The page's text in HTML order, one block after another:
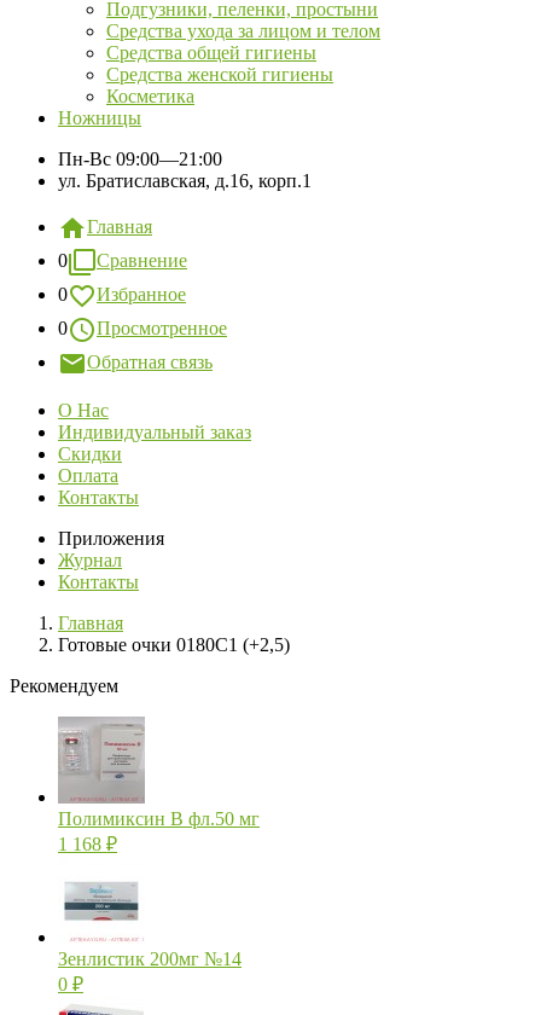
Подгузники, пеленки, простыни
Средства ухода за лицом и телом
Средства общей гигиены
Средства женской гигиены
Косметика
Ножницы
Пн-Вс 09:00—21:00
ул. Братиславская, д.16, корп.1
Главная
0
Сравнение
0
Избранное
0
Просмотренное
Обратная связь
О Нас
Индивидуальный заказ
Скидки
Оплата
Контакты
Приложения
Журнал
Контакты
Главная
Готовые очки 0180C1 (+2,5)
Рекомендуем
Полимиксин В фл.50 мг
1 168 ₽
Зенлистик 200мг №14
0 ₽